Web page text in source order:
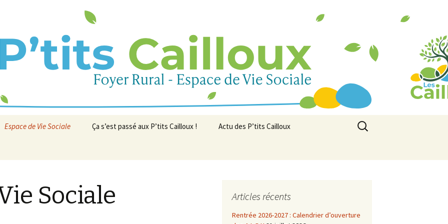
Ispagnac
Espace de Vie Sociale
Evénements
Ça s’est passé aux P’tits Cailloux ! Actu des P’tits Cailloux Rechercher :
Sociale Articles récents
Rentrée 2026-2027 : Calendrier d’ouverture